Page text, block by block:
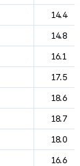
14.4
14.8
16.1
17.5
18.6
18.7
18.0
16.6